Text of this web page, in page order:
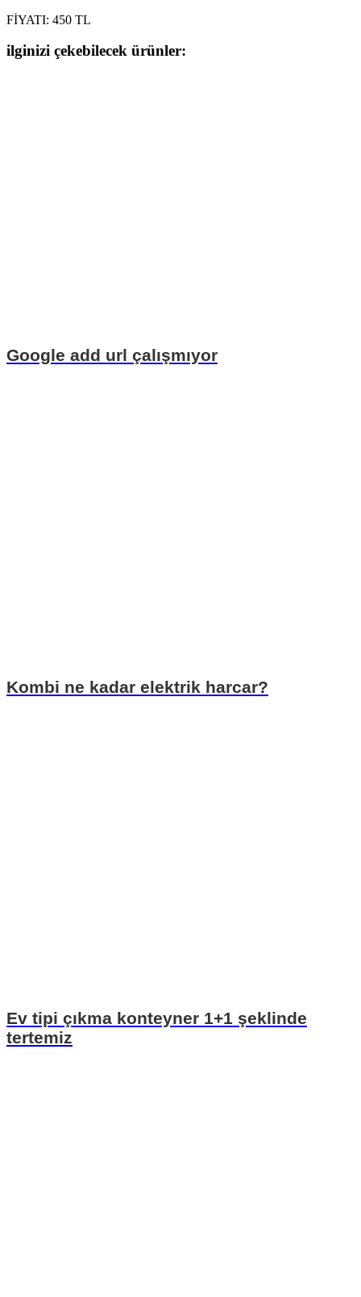
FİYATI: 450 TL
ilginizi çekebilecek ürünler:
Google add url çalışmıyor
Kombi ne kadar elektrik harcar?
Ev tipi çıkma konteyner 1+1 şeklinde
tertemiz